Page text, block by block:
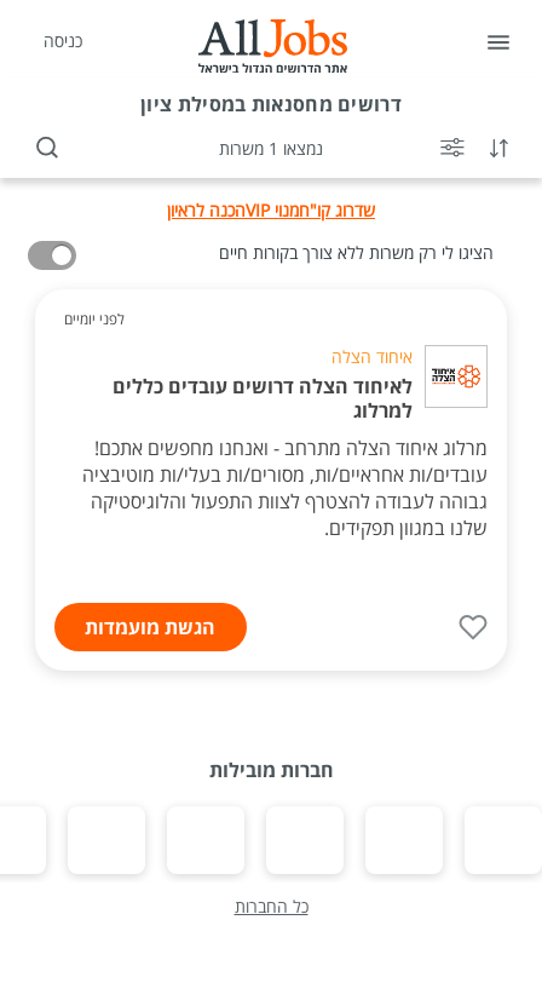
כניסה
דרושים מחסנאות במסילת ציון
נמצאו 1 משרות
שדרוג קו"חמנוי VIP
הכנה לראיון
הציגו לי רק משרות ללא צורך בקורות חיים
לפני יומיים
איחוד הצלה
לאיחוד הצלה דרושים עובדים כללים
למרלוג
מרלוג איחוד הצלה מתרחב - ואנחנו מחפשים אתכם!
עובדים/ות אחראיים/ות, מסורים/ות בעלי/ות מוטיבציה
גבוהה לעבודה להצטרף לצוות התפעול והלוגיסטיקה
שלנו במגוון תפקידים.
הגשת מועמדות
חברות מובילות
כל החברות